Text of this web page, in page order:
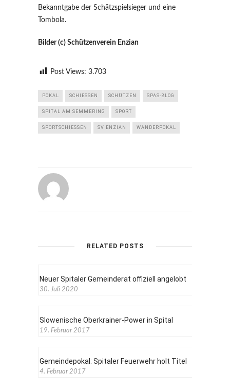
Bekanntgabe der Schätzspielsieger und eine
Tombola.
Bilder (c) Schützenverein Enzian
Post Views: 3.703
POKAL SCHIESSEN SCHÜTZEN SPAS-BLOG
SPITAL AM SEMMERING SPORT
SPORTSCHIESSEN SV ENZIAN WANDERPOKAL
RELATED POSTS
Neuer Spitaler Gemeinderat offiziell angelobt
30. Juli 2020
Slowenische Oberkrainer-Power in Spital
19. Februar 2017
Gemeindepokal: Spitaler Feuerwehr holt Titel
4. Februar 2017